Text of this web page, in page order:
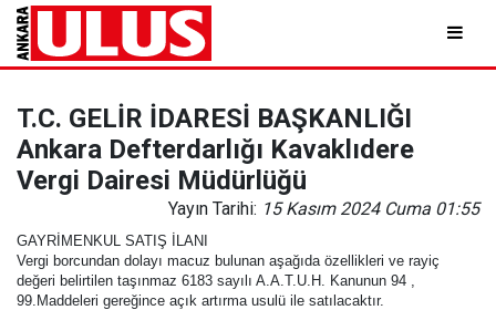
T.C. GELİR İDARESİ BAŞKANLIĞI
Ankara Defterdarlığı Kavaklıdere
Vergi Dairesi Müdürlüğü
Yayın Tarihi: 15 Kasım 2024 Cuma 01:55
GAYRİMENKUL SATIŞ İLANI
Vergi borcundan dolayı macuz bulunan aşağıda özellikleri ve rayiç
değeri belirtilen taşınmaz 6183 sayılı A.A.T.U.H. Kanunun 94 ,
99.Maddeleri gereğince açık artırma usulü ile satılacaktır.